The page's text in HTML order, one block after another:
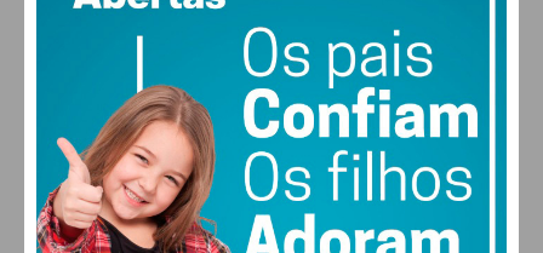
30°
SEX
28
SÁB
27°
DOM
29°